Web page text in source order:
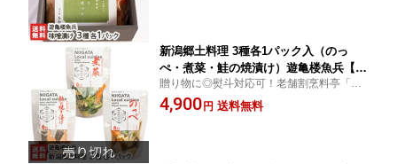
新潟郷土料理 3種各1パック入（のっ
ぺ・煮菜・鮭の焼漬け）遊亀楼魚兵【代
金引換不可】【特製味噌/老舗割烹料亭/
燕三条】【お土産/手土産/プレゼント/ギ
贈り物に◎熨斗対応可！老舗割烹料亭「遊
亀楼魚兵」が、新潟の食文化を伝えつづけ
るべく、あらためて郷土料理に向き合って
4,900 円 送料無料